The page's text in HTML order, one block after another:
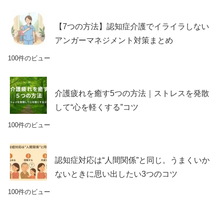
【7つの方法】認知症介護でイライラしない
アンガーマネジメント対策まとめ
100件のビュー
介護疲れを癒す5つの方法｜ストレスを発散
して“心を軽くする”コツ
100件のビュー
認知症対応は“人間関係”と同じ。うまくいか
ないときに思い出したい3つのコツ
100件のビュー